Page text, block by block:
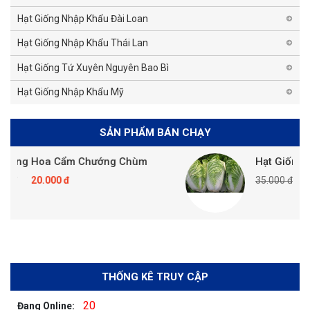
Hạt Giống Nhập Khẩu Đài Loan
Hạt Giống Nhập Khẩu Thái Lan
Hạt Giống Tứ Xuyên Nguyên Bao Bì
Hạt Giống Nhập Khẩu Mỹ
SẢN PHẨM BÁN CHẠY
Cẩm Chướng Chùm Hạt Giống Cải Thảo
35.000 đ 20.000 đ
THỐNG KÊ TRUY CẬP
Đang Online: 20